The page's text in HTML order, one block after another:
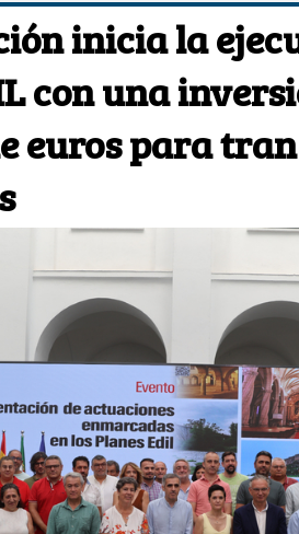
inicia la
con una
euros para